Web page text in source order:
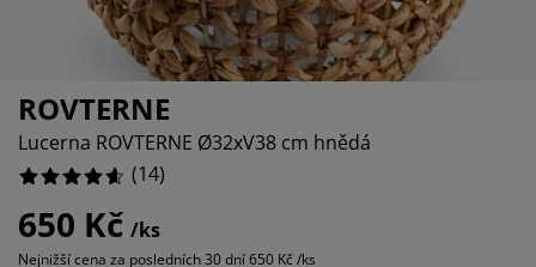
ROVTERNE
Lucerna ROVTERNE Ø32xV38 cm hnědá
(14)
650 Kč /ks
Nejnižší cena za posledních 30 dní650 Kč /ks